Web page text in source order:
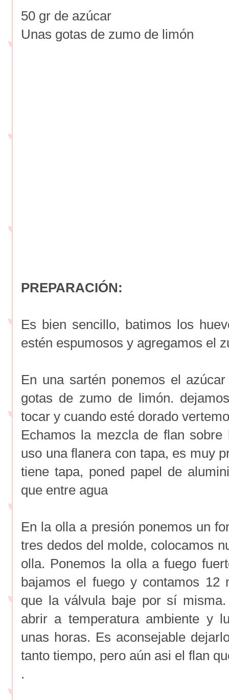
50 gr de azúcar
Unas gotas de zumo de limón
PREPARACIÓN:
Es bien sencillo, batimos los
estén espumosos y agregamos el
En una sartén ponemos el
gotas de zumo de limón.
tocar y cuando esté dorado
Echamos la mezcla de flan
uso una flanera con tapa, es muy
tiene tapa, poned papel de
que entre agua
En la olla a presión ponemos un
tres dedos del molde, colocamos
olla. Ponemos la olla a fuego
bajamos el fuego y contamos 12
que la válvula baje por sí
abrir a temperatura ambiente y
unas horas. Es aconsejable
tanto tiempo, pero aún asi el flan
.